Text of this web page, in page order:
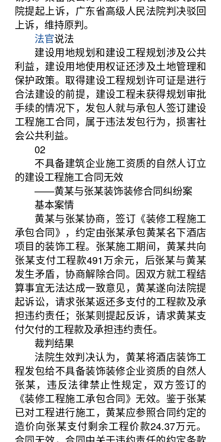
院提起上诉，广东省高级人民法院判决驳回
上诉，维持原判。
法官说法
建设用地规划和建设工程规划涉及公共
利益，建设用地使用权证还涉及土地管理和
保护政策。取得建设工程规划许可证是进行
合法建设的前提，建设工程未获得规划审批
手续的情况下，发包人就与承包人签订建设
工程施工合同，属于违法发包行为，损害社
会公共利益。
02
不具备建筑企业施工资质的自然人订立
的建设工程施工合同无效
——黄某与张某装饰装修合同纠纷案
基本案情
黄某与张某协商，签订《装修工程施工
承包合同》，约定由张某承包黄某名下酒店
项目的装饰工程。张某施工期间，黄某共向
张某支付工程款491万余元，后张某与黄某
发生矛盾，协商解除合同。因双方就工程结
算事宜无法达成一致意见，黄某遂向法院提
起诉讼，请求张某返还多支付的工程款及承
担违约责任；张某则提起反诉，请求黄某支
付欠付的工程款及承担违约责任。
裁判结果
法院生效判决认为，黄某将酒店装饰工
程发包给不具备装饰装修企业资质的自然人
张某，违反法律禁止性规定，双方签订的
《装修工程施工承包合同》无效。鉴于张某
已对工程进行施工，黄某应参照合同约定的
造价向张某支付剩余工程价款24.37万元。